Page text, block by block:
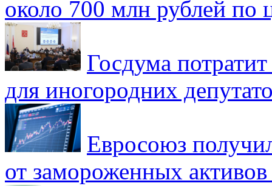
около 700 млн рублей
Госдума
для иногородних
Евросоюз
от замороженных